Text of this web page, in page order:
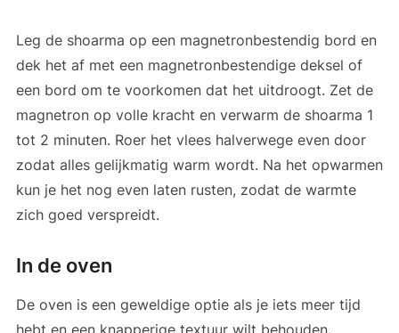
Leg de shoarma op een magnetronbestendig bord en
dek het af met een magnetronbestendige deksel of
een bord om te voorkomen dat het uitdroogt. Zet de
magnetron op volle kracht en verwarm de shoarma 1
tot 2 minuten. Roer het vlees halverwege even door
zodat alles gelijkmatig warm wordt. Na het opwarmen
kun je het nog even laten rusten, zodat de warmte
zich goed verspreidt.
In de oven
De oven is een geweldige optie als je iets meer tijd
hebt en een knapperige textuur wilt behouden.